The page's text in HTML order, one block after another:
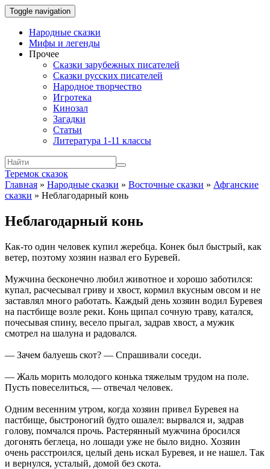
Toggle navigation
Народные сказки
Мифы и легенды
Прочее
Сказки зарубежных писателей
Сказки русских писателей
Народное творчество
Игротека
Кинозал
Загадки
Статьи
Литература 1-11 классы
Теремок сказок
Главная » Народные сказки » Восточные сказки » Афганские
сказки » Неблагодарный конь
Неблагодарный конь
Как-то один человек купил жеребца. Конек был быстрый, как
ветер, поэтому хозяин назвал его Буревей.
Мужчина бесконечно любил животное и хорошо заботился:
купал, расчесывал гриву и хвост, кормил вкусным овсом и не
заставлял много работать. Каждый день хозяин водил Буревея
на пастбище возле реки. Конь щипал сочную траву, катался,
почесывая спину, весело прыгал, задрав хвост, а мужик
смотрел на шалуна и радовался.
— Зачем балуешь скот? — Спрашивали соседи.
— Жаль морить молодого конька тяжелым трудом на поле.
Пусть повеселиться, — отвечал человек.
Одним весенним утром, когда хозяин привел Буревея на
пастбище, быстроногий будто ошалел: вырвался и, задрав
голову, помчался прочь. Растерянный мужчина бросился
догонять беглеца, но лошади уже не было видно. Хозяин
очень расстроился, целый день искал Буревея, и не нашел. Так
и вернулся, усталый, домой без скота.